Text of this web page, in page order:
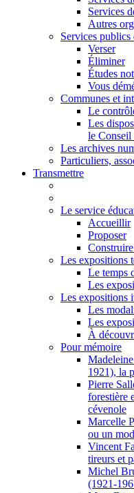
Services
Autres
Services publics
Verser
Éliminer
Études
Vous
Communes et
Le
Les
le Conseil
Les archives
Particuliers,
Transmettre
Le service
Accueillir
Proposer
Les expositions
Le temps
Les
Les expositions
Les
Les
À
Pour mémoire
1921), la
Pierre
forestière
cévenole
Marcelle
ou un
Vincent
tireurs et
Michel
(1921-